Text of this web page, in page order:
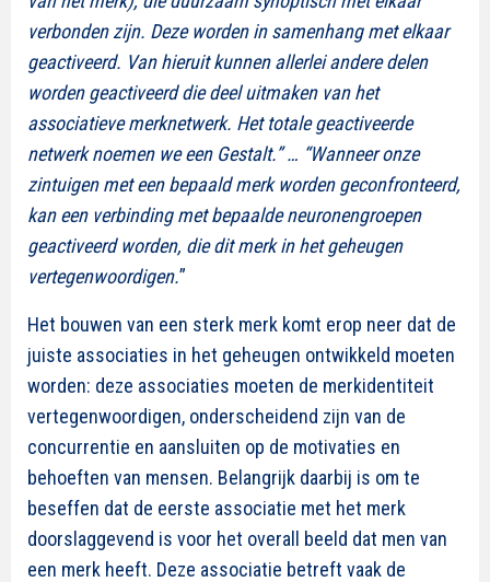
verbonden zijn. Deze worden in samenhang met elkaar
geactiveerd. Van hieruit kunnen allerlei andere delen
worden geactiveerd die deel uitmaken van het
associatieve merknetwerk. Het totale geactiveerde
netwerk noemen we een Gestalt.” … “Wanneer onze
zintuigen met een bepaald merk worden geconfronteerd,
kan een verbinding met bepaalde neuronengroepen
geactiveerd worden, die dit merk in het geheugen
vertegenwoordigen.”
Het bouwen van een sterk merk komt erop neer dat de
juiste associaties in het geheugen ontwikkeld moeten
worden: deze associaties moeten de merkidentiteit
vertegenwoordigen, onderscheidend zijn van de
concurrentie en aansluiten op de motivaties en
behoeften van mensen. Belangrijk daarbij is om te
beseffen dat de eerste associatie met het merk
doorslaggevend is voor het overall beeld dat men van
een merk heeft. Deze associatie betreft vaak de